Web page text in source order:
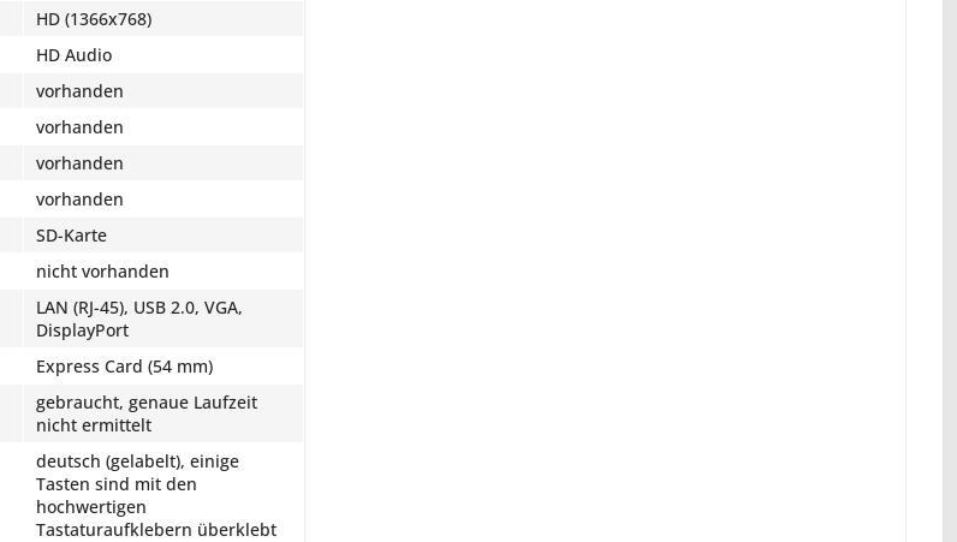
HD (1366x768)
HD Audio
vorhanden
vorhanden
vorhanden
vorhanden
SD-Karte
nicht vorhanden
LAN (RJ-45), USB 2.0, VGA,
DisplayPort
Express Card (54 mm)
gebraucht, genaue Laufzeit
nicht ermittelt
deutsch (gelabelt), einige
Tasten sind mit den
hochwertigen
Tastaturaufklebern überklebt